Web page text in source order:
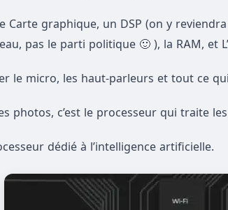
Carte graphique, un DSP (on y
pas le parti politique 🙂 ), la RAM, et
le micro, les haut-parleurs et tout ce
photos, c’est le processeur qui traite
dédié à l’intelligence artificielle.